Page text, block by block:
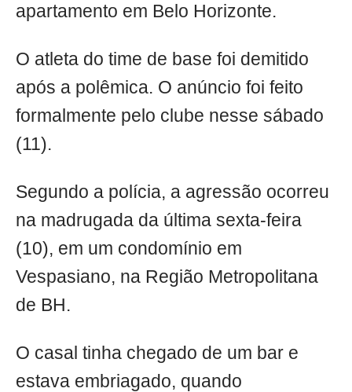
apartamento em Belo Horizonte.
O atleta do time de base foi demitido
após a polêmica. O anúncio foi feito
formalmente pelo clube nesse sábado
(11).
Segundo a polícia, a agressão ocorreu
na madrugada da última sexta-feira
(10), em um condomínio em
Vespasiano, na Região Metropolitana
de BH.
O casal tinha chegado de um bar e
estava embriagado, quando